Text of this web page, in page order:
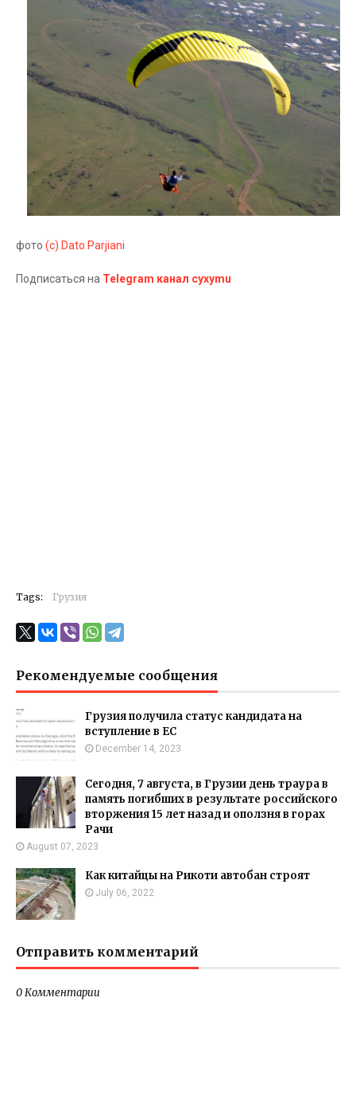
фото (с) Dato Parjiani
Подписаться на Telegram канал cyxymu
Tags: Грузия
Рекомендуемые сообщения
Грузия получила статус кандидата на
вступление в ЕС
December 14, 2023
Сегодня, 7 августа, в Грузии день траура в
память погибших в результате российского
вторжения 15 лет назад и оползня в горах
Рачи
August 07, 2023
Как китайцы на Рикоти автобан строят
July 06, 2022
Отправить комментарий
0 Комментарии